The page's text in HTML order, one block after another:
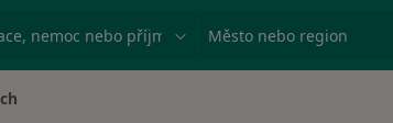
nemoc nebo příjmení Město nebo region